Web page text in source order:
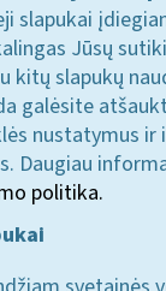
slapukai
Jūsų
kitų slapukų
galėsite
nustatymus ir
Daugiau
politika.